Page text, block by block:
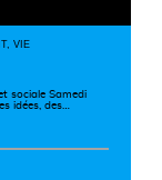
VIE
sociale Samedi
idées, des